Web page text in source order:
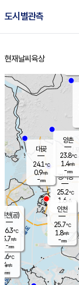
도시별관측
홈
현재날씨 육상
의도
℃
m/s
mm
경서동
25.2℃
1.6 m/s
-mm
대곶
24.1℃
0.9m/s
-mm
양촌
23.8℃
1.4m/s
-mm
인천(공)
26.3℃
3.7m/s
-mm
인천
25.7℃
1.8m/s
-mm